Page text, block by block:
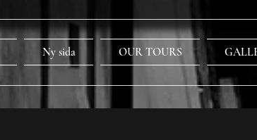
Ny sida OUR TOURS